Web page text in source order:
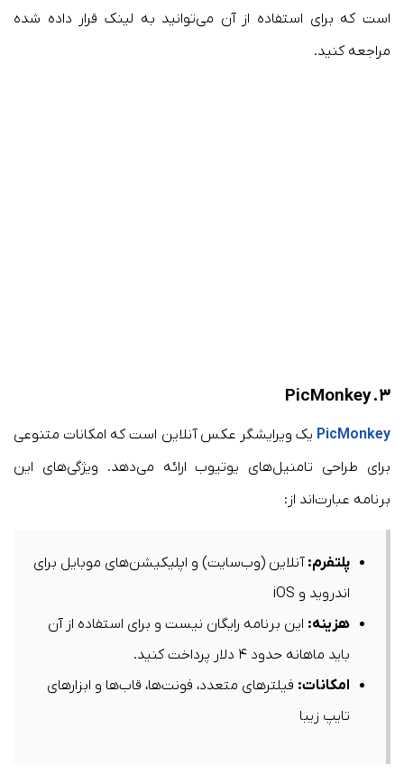
است که برای استفاده از آن می‌توانید به لینک قرار داده شده
مراجعه کنید.​
۳.
PicMonkey یک ویرایشگر عکس آنلاین است که امکانات متنوعی
برای طراحی تامنیل‌های یوتیوب ارائه می‌دهد. ویژگی‌های این
برنامه عبارت‌اند از:​
پلتفرم: آنلاین (وب‌سایت) و اپلیکیشن‌های موبایل برای
اندروید و iOS​
هزینه: این برنامه رایگان نیست و برای استفاده از آن
باید ماهانه حدود ۴ دلار پرداخت کنید.​
امکانات: فیلترهای متعدد، فونت‌ها، قاب‌ها و ابزارهای
تایپ زیبا​